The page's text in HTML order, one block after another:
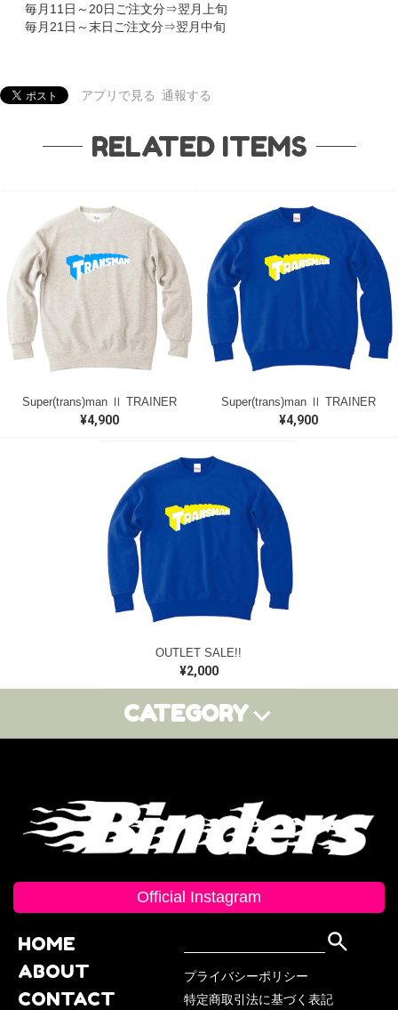
毎月11日～20日ご注文分⇒翌月上旬
毎月21日～末日ご注文分⇒翌月中旬
アプリで見る 通報する
RELATED ITEMS
Super(trans)man Ⅱ TRAINER
¥4,900
Super(trans)man Ⅱ TRAINER
¥4,900
OUTLET SALE!!
¥2,000
CATEGORY
トップス
タンクトップ
トレーナー
ボトムス その他グッズ
Official Instagram
HOME
ABOUT
CONTACT
プライバシーポリシー
特定商取引法に基づく表記